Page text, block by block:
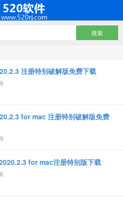
注册特别破解版免费下载
for mac 注册特别破解版免费
for mac注册特别版下载